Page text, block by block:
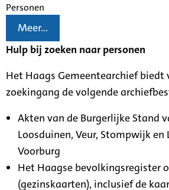
Personen
Meer...
Hulp bij zoeken naar personen
Het Haags Gemeentearchief biedt
zoekingang de volgende
Akten van de Burgerlijke Stand
Loosduinen, Veur, Stompwijk en
Voorburg
Het Haagse bevolkingsregister
(gezinskaarten), inclusief de